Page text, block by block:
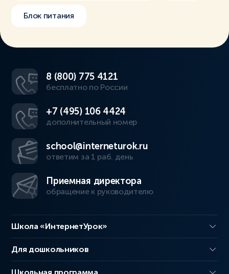
Блок питания
8 (800) 775 4121
бесплатно по России
+7 (495) 106 4424
дополнительный номер
school@interneturok.ru
ответим за 1 раб. день
Приемная директора
обращение к руководителю
Школа «ИнтернетУрок»
Для дошкольников
Школьная программа